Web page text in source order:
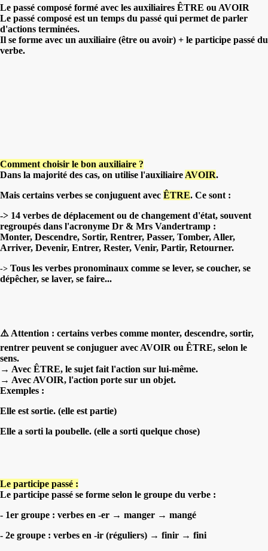
Le passé composé formé avec les auxiliaires ÊTRE ou AVOIR
Le passé composé est un temps du passé qui permet de parler
d'actions terminées.
Il se forme avec un auxiliaire (être ou avoir) + le participe passé du
verbe.
Comment choisir le bon auxiliaire ?
Dans la majorité des cas, on utilise l'auxiliaire AVOIR.
Mais certains verbes se conjuguent avec ÊTRE. Ce sont :
-> 14 verbes de déplacement ou de changement d'état, souvent
regroupés dans l'acronyme Dr & Mrs Vandertramp :
Monter, Descendre, Sortir, Rentrer, Passer, Tomber, Aller,
Arriver, Devenir, Entrer, Rester, Venir, Partir, Retourner.
-> Tous les verbes pronominaux comme se lever, se coucher, se
dépêcher, se laver, se faire...
⚠️ Attention : certains verbes comme monter, descendre, sortir,
rentrer peuvent se conjuguer avec AVOIR ou ÊTRE, selon le
sens.
→ Avec ÊTRE, le sujet fait l'action sur lui-même.
→ Avec AVOIR, l'action porte sur un objet.
Exemples :
Elle est sortie. (elle est partie)
Elle a sorti la poubelle. (elle a sorti quelque chose)
Le participe passé :
Le participe passé se forme selon le groupe du verbe :
- 1er groupe : verbes en -er → manger → mangé
- 2e groupe : verbes en -ir (réguliers) → finir → fini